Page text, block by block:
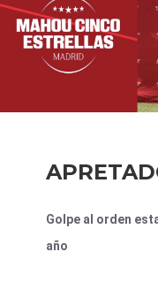
Golpe al orden
año